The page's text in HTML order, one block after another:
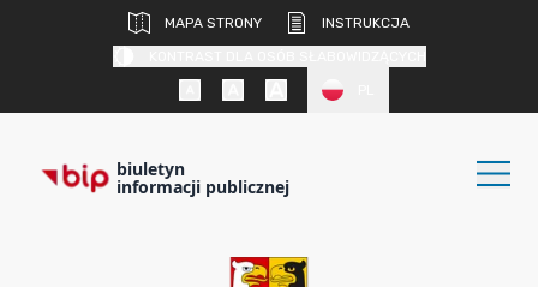
MAPA STRONY
INSTRUKCJA
biuletyn
informacji publicznej